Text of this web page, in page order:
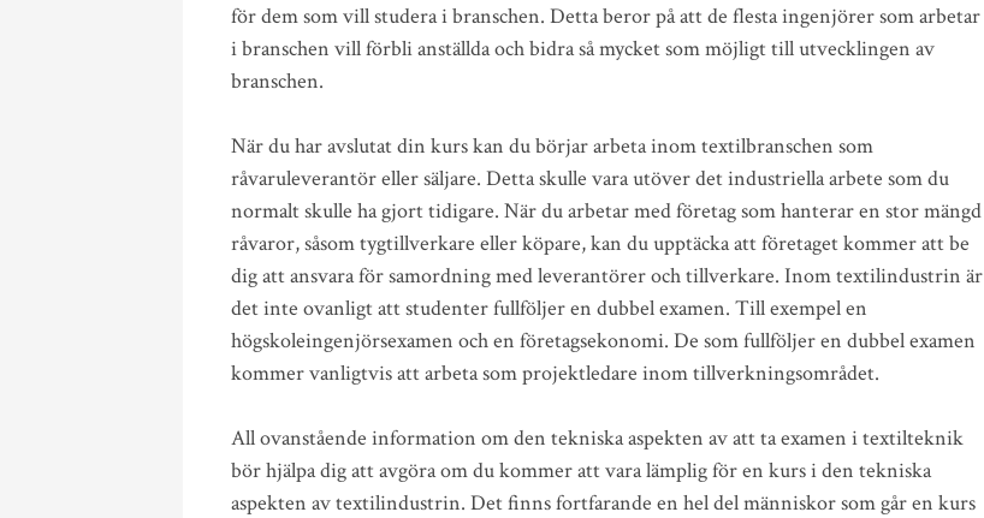
för dem som vill studera i branschen. Detta beror på att de flesta ingenjörer som arbetar
i branschen vill förbli anställda och bidra så mycket som möjligt till utvecklingen av
branschen.
När du har avslutat din kurs kan du börjar arbeta inom textilbranschen som
råvaruleverantör eller säljare. Detta skulle vara utöver det industriella arbete som du
normalt skulle ha gjort tidigare. När du arbetar med företag som hanterar en stor mängd
råvaror, såsom tygtillverkare eller köpare, kan du upptäcka att företaget kommer att be
dig att ansvara för samordning med leverantörer och tillverkare. Inom textilindustrin är
det inte ovanligt att studenter fullföljer en dubbel examen. Till exempel en
högskoleingenjörsexamen och en företagsekonomi. De som fullföljer en dubbel examen
kommer vanligtvis att arbeta som projektledare inom tillverkningsområdet.
All ovanstående information om den tekniska aspekten av att ta examen i textilteknik
bör hjälpa dig att avgöra om du kommer att vara lämplig för en kurs i den tekniska
aspekten av textilindustrin. Det finns fortfarande en hel del människor som går en kurs